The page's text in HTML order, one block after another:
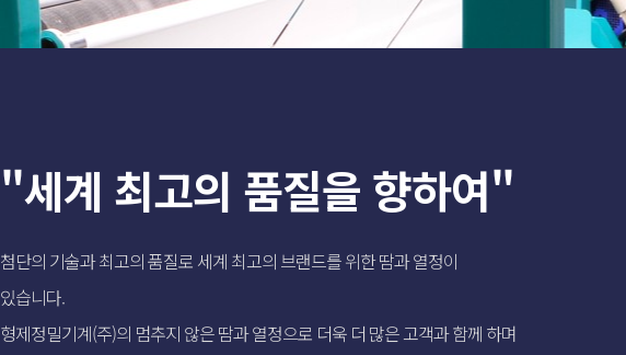
"세계 최고의 품질을 향하여"
첨단의 기술과 최고의 품질로 세계 최고의 브랜드를 위한 땀과 열정이
있습니다.
형제정밀기계(주)의 멈추지 않은 땀과 열정으로 더욱 더 많은 고객과 함께 하며